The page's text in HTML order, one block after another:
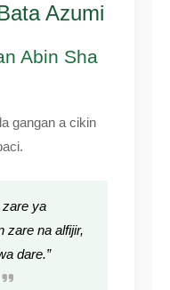
Azumi
Abin Sha
gangan a cikin
zare ya
zare na alfijir,
dare.”